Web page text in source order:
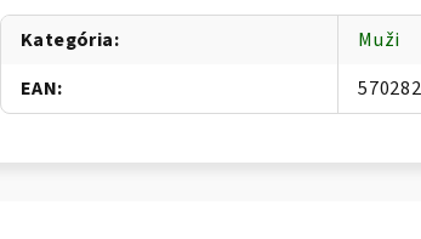
Kategória:
Muži
EAN: